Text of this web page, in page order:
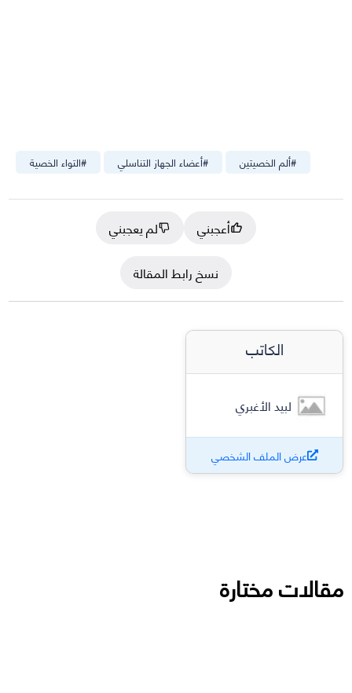
#التواء الخصية #أعضاء الجهاز التناسلي #ألم الخصيتين
أعجبني
لم يعجبني
نسخ رابط المقالة
الكاتب
لبيد الأغبري
عرض الملف الشخصي
مقالات مختارة